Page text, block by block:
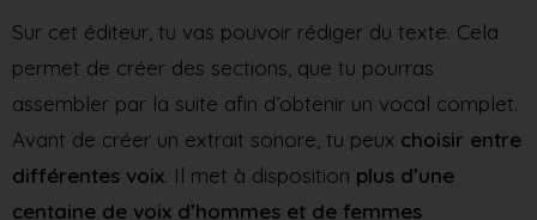
Sur cet éditeur, tu vas pouvoir rédiger du texte. Cela
permet de créer des sections, que tu pourras
assembler par la suite afin d’obtenir un vocal complet.
Avant de créer un extrait sonore, tu peux choisir entre
différentes voix. Il met à disposition plus d’une
centaine de voix d’hommes et de femmes